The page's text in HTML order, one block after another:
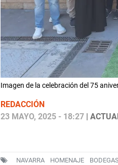
Imagen de la celebración del 75
REDACCIÓN
23 MAYO, 2025 - 18:27|
NAVARRA HOMENAJE BODEGAS